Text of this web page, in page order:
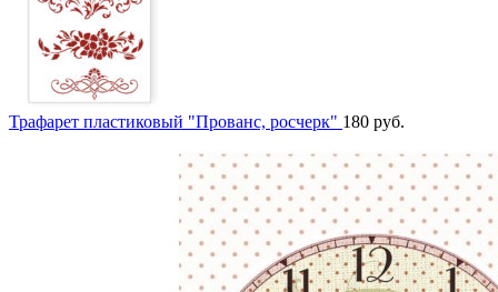
Трафарет пластиковый "Прованс, росчерк" 180 руб.